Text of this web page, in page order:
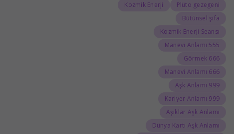
Plüto gezegeni
Kozmik Enerji
Bütünsel şifa
Kozmik Enerji Seansı
555 Manevi Anlamı
666 Görmek
666 Manevi Anlamı
999 Aşk Anlamı
999 Kariyer Anlamı
Aşıklar Aşk Anlamı
Dünya Kartı Aşk Anlamı